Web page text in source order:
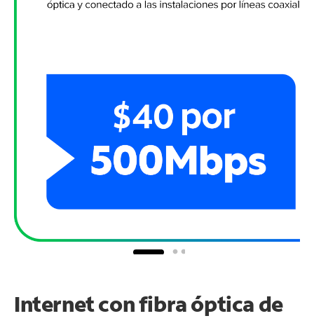
Internet con fibra óptica de